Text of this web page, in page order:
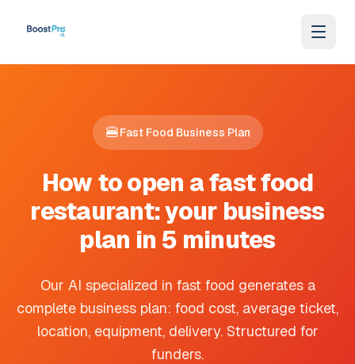
🍔Fast Food Business Plan
How to open a fast food
restaurant: your business
plan in 5 minutes
Our AI specialized in fast food generates a
complete business plan: food cost, average ticket,
location, equipment, delivery. Structured for
funders.